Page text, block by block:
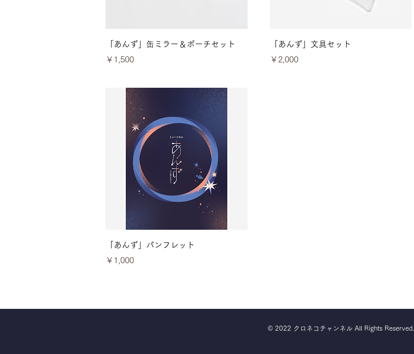
クイックビュー
「あんず」缶ミラー＆ポーチセット
価格
￥1,500
クイックビュー
「あんず」文具セット
価格
￥2,000
クイックビュー
「あんず」パンフレット
価格
￥1,000
​© 2022 クロネコチャンネル All Rights Reserved.